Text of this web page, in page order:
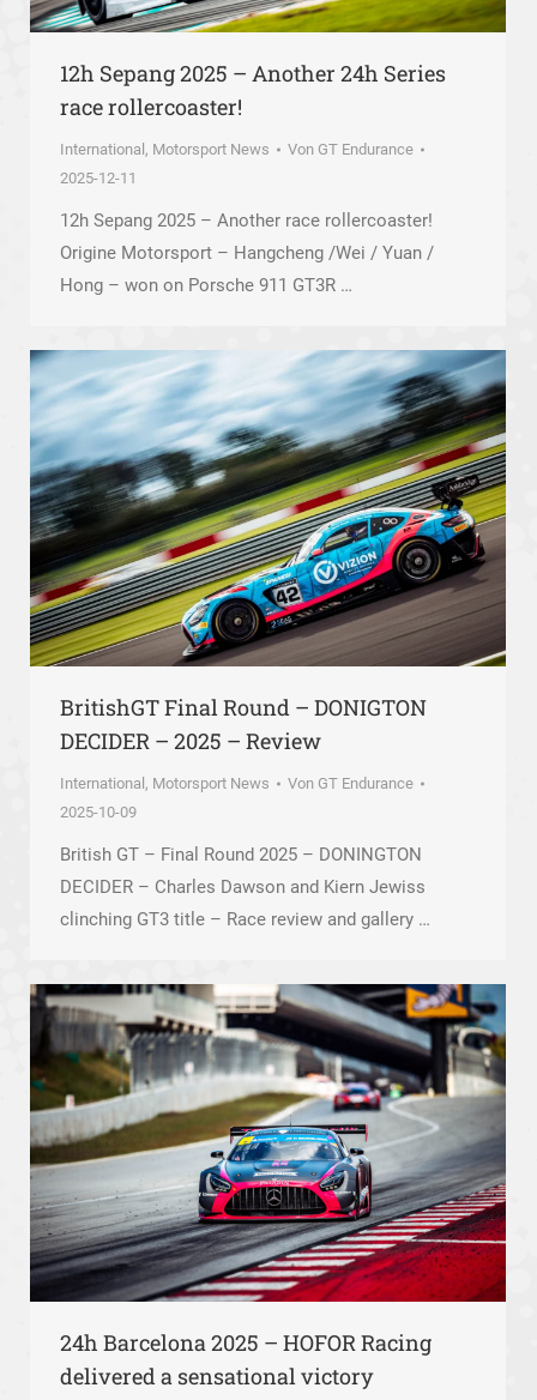
12h Sepang 2025 – Another 24h Series
race rollercoaster!
International , Motorsport News Von GT Endurance
2025-12-11
12h Sepang 2025 – Another race rollercoaster!
Origine Motorsport – Hangcheng /Wei / Yuan /
Hong – won on Porsche 911 GT3R …
BritishGT Final Round – DONIGTON
DECIDER – 2025 – Review
International , Motorsport News Von GT Endurance
2025-10-09
British GT – Final Round 2025 – DONINGTON
DECIDER – Charles Dawson and Kiern Jewiss
clinching GT3 title – Race review and gallery …
24h Barcelona 2025 – HOFOR Racing
delivered a sensational victory